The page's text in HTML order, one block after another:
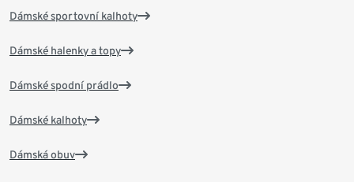
Dámské sportovní kalhoty
Dámské halenky a topy
Dámské spodní prádlo
Dámské kalhoty
Dámská obuv